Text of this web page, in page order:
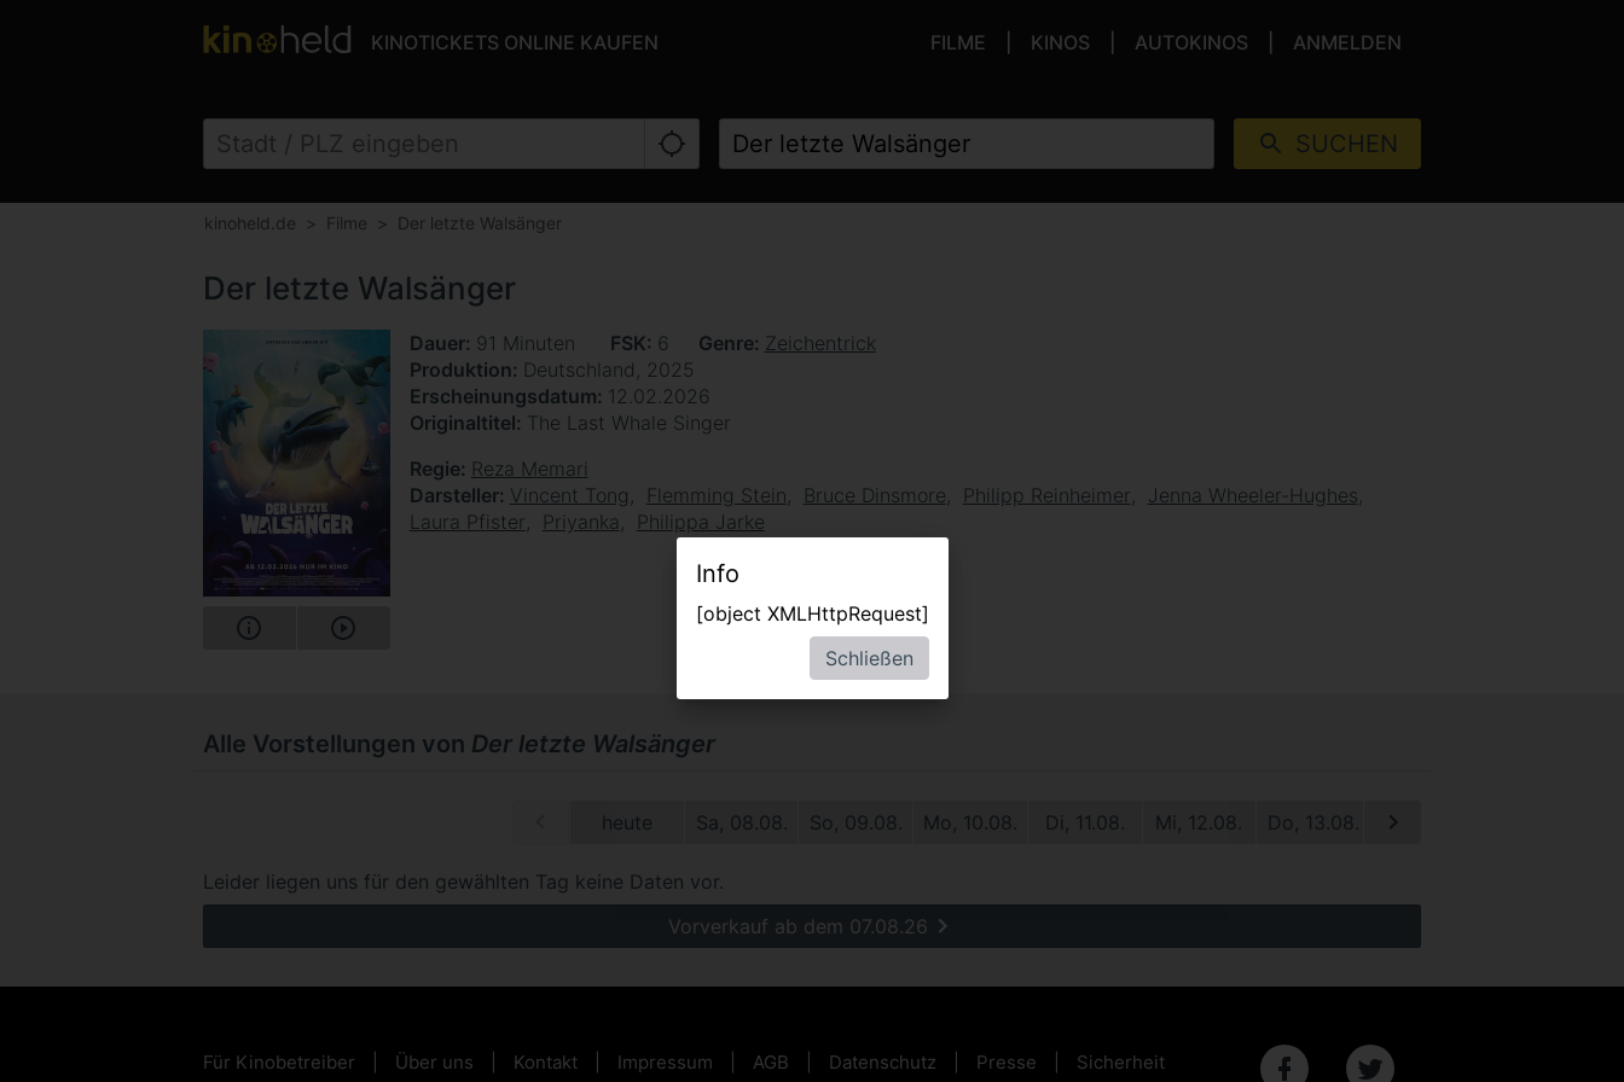
KINOTICKETS ONLINE KAUFEN FILME KINOS AUTOKINOS ANMELDEN
SUCHEN
kinoheld.de Filme Der letzte Walsänger
Der letzte Walsänger
Dauer 91 Minuten FSK 6 Genre Zeichentrick
Produktion Deutschland, 2025
Erscheinungsdatum 12.02.2026
Originaltitel The Last Whale Singer
Regie Reza Memari
Darsteller Vincent Tong Flemming Stein Bruce Dinsmore Philipp Reinheimer
Jenna Wheeler-Hughes
Laura Pfister
Priyanka Philippa Jarke
Alle Vorstellungen von Der letzte Walsänger
heute Sa, 08.08. So, 09.08. Mo, 10.08. Di, 11.08. Mi, 12.08. Do, 13.08. Fr, 14.08.
Leider liegen uns für den gewählten Tag keine Daten vor.
Vorverkauf ab dem 07.08.26
Für Kinobetreiber Über uns Kontakt Impressum AGB Datenschutz Presse Sicherheit
Info
[object XMLHttpRequest]
Schließen